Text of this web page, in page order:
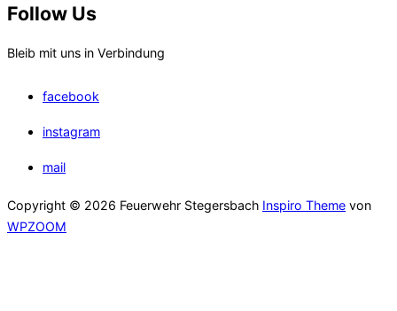
Follow Us
Bleib mit uns in Verbindung
facebook
instagram
mail
Copyright © 2026 Feuerwehr Stegersbach Inspiro Theme von
WPZOOM